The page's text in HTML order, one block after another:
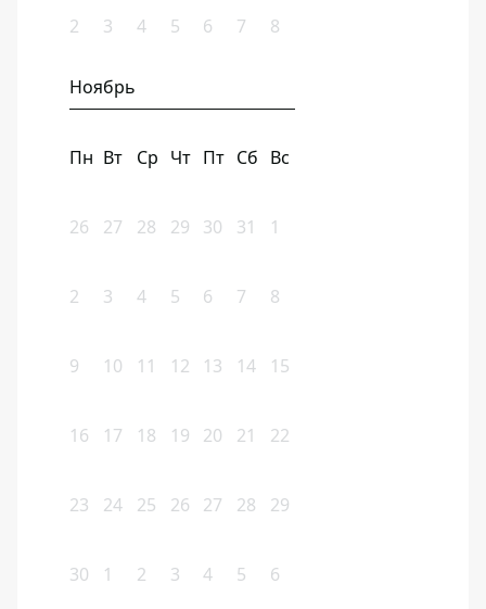
2 3 4 5 6 7 8
Ноябрь
Пн Вт Ср Чт Пт Сб Вс
26 27 28 29 30 31 1
2 3 4 5 6 7 8
9 10 11 12 13 14 15
16 17 18 19 20 21 22
23 24 25 26 27 28 29
30 1 2 3 4 5 6